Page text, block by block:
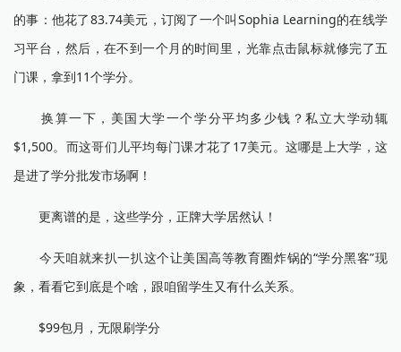
的事：他花了83.74美元，订阅了一个叫Sophia Learning的在线学
习平台，然后，在不到一个月的时间里，光靠点击鼠标就修完了五
门课，拿到11个学分。
换算一下，美国大学一个学分平均多少钱？私立大学动辄
$1,500。而这哥们儿平均每门课才花了17美元。这哪是上大学，这
是进了学分批发市场啊！
更离谱的是，这些学分，正牌大学居然认！
今天咱就来扒一扒这个让美国高等教育圈炸锅的“学分黑客”现
象，看看它到底是个啥，跟咱留学生又有什么关系。
$99包月，无限刷学分